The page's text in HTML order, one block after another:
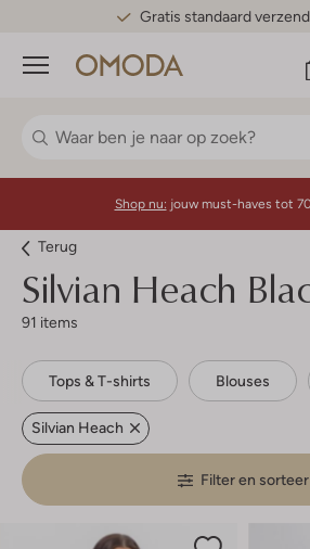
Gratis standaard
Menu
Shop nu: jouw must-haves tot
Terug
Silvian Heach
91 items
Tops & T-shirts Blouses
Silvian Heach
Filter en sorteer